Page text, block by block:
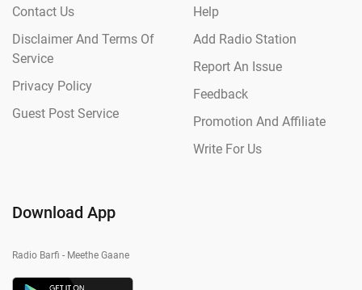
Contact Us
Disclaimer And Terms Of
Service
Privacy Policy
Guest Post Service
Help
Add Radio Station
Report An Issue
Feedback
Promotion And Affiliate
Write For Us
Download App
Radio Barfi - Meethe Gaane